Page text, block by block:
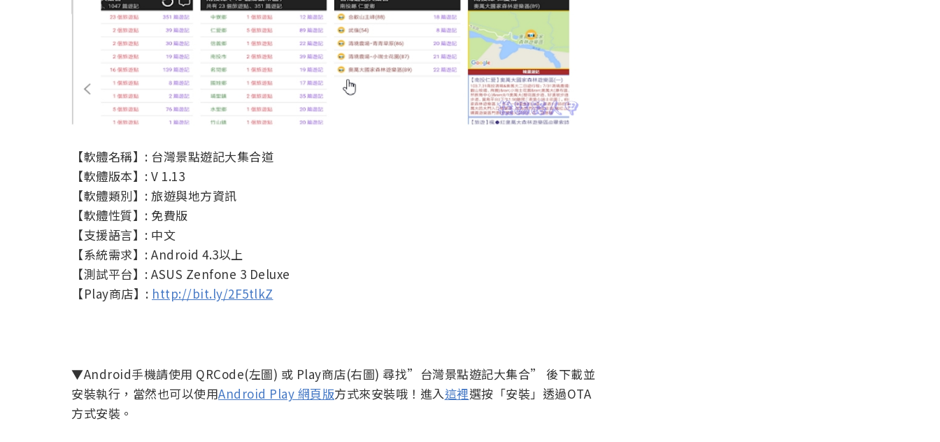
【軟體名稱】: 台灣景點遊記大集合道
【軟體版本】: V 1.13
【軟體類別】: 旅遊與地方資訊
【軟體性質】: 免費版
【支援語言】: 中文
【系統需求】: Android 4.3以上
【測試平台】: ASUS Zenfone 3 Deluxe
【Play商店】: http://bit.ly/2F5tlkZ
▼Android手機請使用 QRCode(左圖) 或 Play商店(右圖) 尋找”台灣景點遊記大集合” 後下載並
安裝執行，當然也可以使用Android Play 網頁版方式來安裝哦！進入這裡選按「安裝」透過OTA
方式安裝。